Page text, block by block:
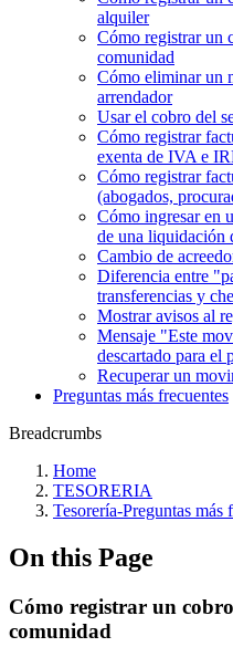
alquiler
Cómo registrar un
comunidad
Cómo eliminar un
arrendador
Usar el cobro del
Cómo registrar
exenta de IVA e
Cómo registrar
(abogados,
Cómo ingresar en
de una liquidación
Cambio de
Diferencia entre
transferencias y
Mostrar avisos al
Mensaje "Este
descartado para el
Recuperar un
Preguntas más frecuentes
Breadcrumbs
Home
TESORERIA
Tesorería‎-‎Preguntas más
On this Page
Cómo registrar un
comunidad